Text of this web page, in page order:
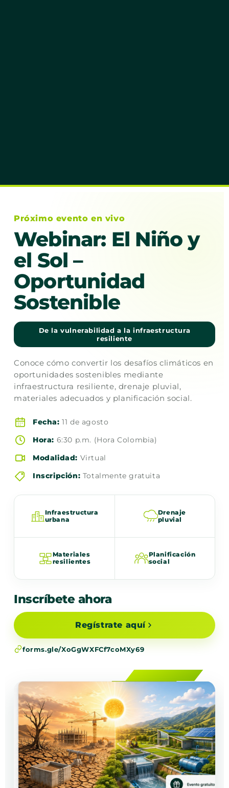
Próximo evento en vivo
Webinar: El Niño y
el Sol –
Oportunidad
Sostenible
De la vulnerabilidad a la infraestructura
resiliente
Conoce cómo convertir los desafíos climáticos en
oportunidades sostenibles mediante
infraestructura resiliente, drenaje pluvial,
materiales adecuados y planificación social.
Fecha: 11 de agosto
Hora: 6:30 p.m. (Hora Colombia)
Modalidad: Virtual
Inscripción: Totalmente gratuita
Infraestructura
urbana
Drenaje
pluvial
Materiales
resilientes
Planificación
social
Inscríbete ahora
Regístrate aquí
forms.gle/XoGgWXFCf7coMXy69